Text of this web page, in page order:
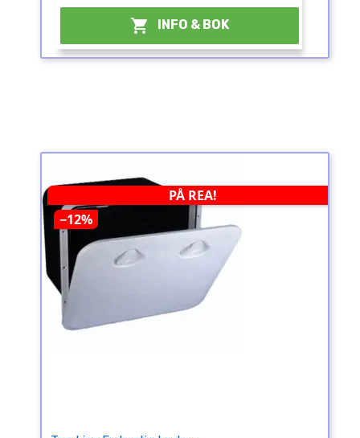
 INFO & BOK
PÅ REA!
−12%